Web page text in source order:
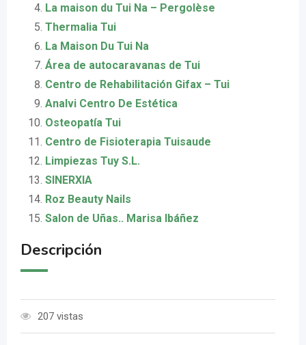
La maison du Tui Na – Pergolèse
Thermalia Tui
La Maison Du Tui Na
Área de autocaravanas de Tui
Centro de Rehabilitación Gifax – Tui
Analvi Centro De Estética
Osteopatía Tui
Centro de Fisioterapia Tuisaude
Limpiezas Tuy S.L.
SINERXIA
Roz Beauty Nails
Salon de Uñas.. Marisa Ibáñez
Descripción
207 vistas